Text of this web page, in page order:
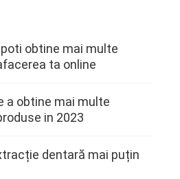
obtine mai multe
ta online
a obtine mai multe
in 2023
dentară mai puțin